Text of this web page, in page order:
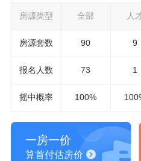
房源类型 全部 人
房源套数 90 9
报名 人数 73 1
摇中概率 100%
一房一价
算首付估房价